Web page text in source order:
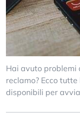
Hai avuto problemi
reclamo? Ecco
disponibili per